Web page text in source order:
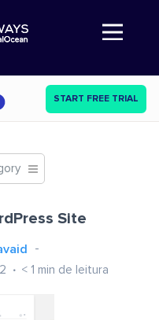
Abre a navegação
START FREE TRIAL
Site
< 1 min de leitura